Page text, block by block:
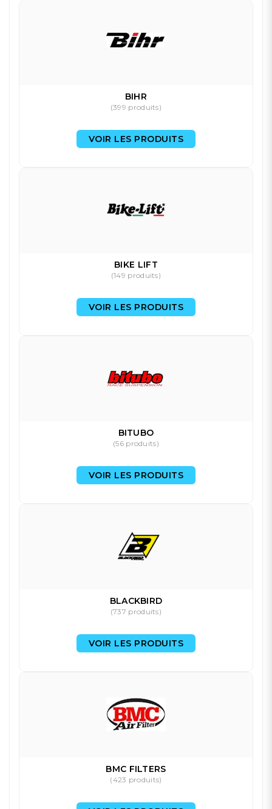
BIHR
(399 produits)
VOIR LES PRODUITS
BIKE LIFT
(149 produits)
VOIR LES PRODUITS
BITUBO
(56 produits)
VOIR LES PRODUITS
BLACKBIRD
(737 produits)
VOIR LES PRODUITS
BMC FILTERS
(423 produits)